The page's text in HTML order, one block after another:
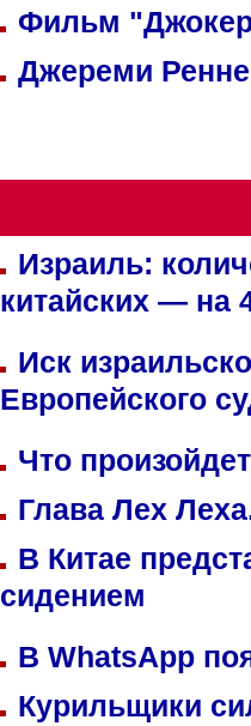
Фильм
Джереми
Израиль:
китайских — на
Иск
Европейского
Что
Глава Лех
В Китае
сидением
В WhatsApp
Курильщики